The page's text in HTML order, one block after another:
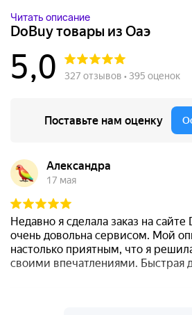
Читать описание